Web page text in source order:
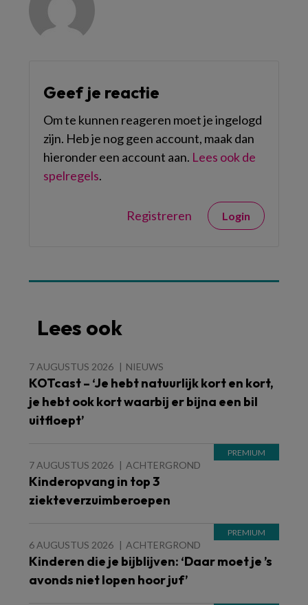
Geef je reactie
Om te kunnen reageren moet je ingelogd
zijn. Heb je nog geen account, maak dan
hieronder een account aan. Lees ook de
spelregels.
Registreren Login
Lees ook
7 AUGUSTUS 2026 NIEUWS
KOTcast – ‘Je hebt natuurlijk kort en kort,
je hebt ook kort waarbij er bijna een bil
uitfloept’
7 AUGUSTUS 2026 ACHTERGROND
Kinderopvang in top 3
ziekteverzuimberoepen
6 AUGUSTUS 2026 ACHTERGROND
Kinderen die je bijblijven: ‘Daar moet je ’s
avonds niet lopen hoor juf’